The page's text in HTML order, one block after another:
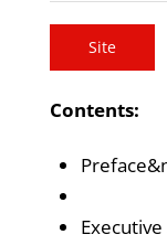
Site
Contents: